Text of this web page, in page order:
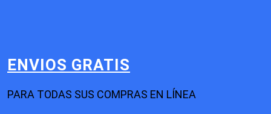
ENVIOS GRATIS
PARA TODAS SUS COMPRAS EN LÍNEA